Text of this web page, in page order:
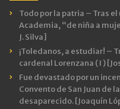
Todo por la patria – Tras
Academia, “de niña a
J. Silva]
¡Toledanos, a estudiar! –
cardenal Lorenzana ( I )
Fue devastado por un
Convento de San Juan de
desaparecido. [Joaquín